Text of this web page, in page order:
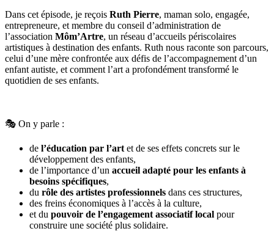
Dans cet épisode, je reçois Ruth Pierre, maman solo, engagée,
entrepreneure, et membre du conseil d’administration de
l’association Môm’Artre, un réseau d’accueils périscolaires
artistiques à destination des enfants. Ruth nous raconte son parcours,
celui d’une mère confrontée aux défis de l’accompagnement d’un
enfant autiste, et comment l’art a profondément transformé le
quotidien de ses enfants.
🎭 On y parle :
de l’éducation par l’art et de ses effets concrets sur le
développement des enfants,
de l’importance d’un accueil adapté pour les enfants à
besoins spécifiques,
du rôle des artistes professionnels dans ces structures,
des freins économiques à l’accès à la culture,
et du pouvoir de l’engagement associatif local pour
construire une société plus solidaire.